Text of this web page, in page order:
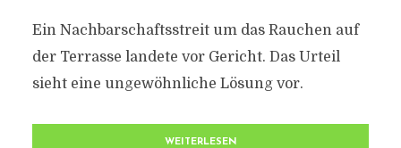
Ein Nachbarschaftsstreit um das Rauchen auf
der Terrasse landete vor Gericht. Das Urteil
sieht eine ungewöhnliche Lösung vor.
WEITERLESEN